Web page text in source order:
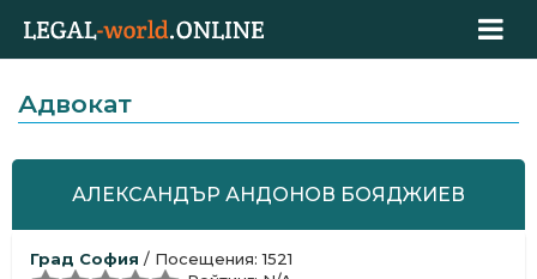
Адвокат
АЛЕКСАНДЪР АНДОНОВ БОЯДЖИЕВ
Град София / Посещения: 1521